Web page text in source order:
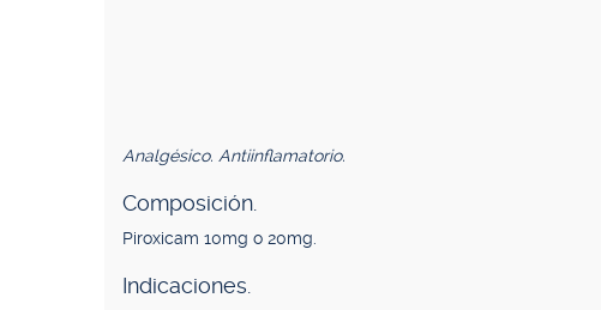
Analgésico. Antiinflamatorio.
Composición.
Piroxicam 10mg o 20mg.
Indicaciones.